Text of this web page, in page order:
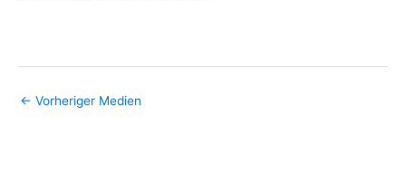
← Vorheriger Medien